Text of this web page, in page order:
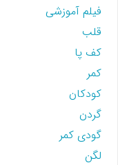
فیلم آموزشی
قلب
کف پا
کمر
کودکان
گردن
گودی کمر
لگن